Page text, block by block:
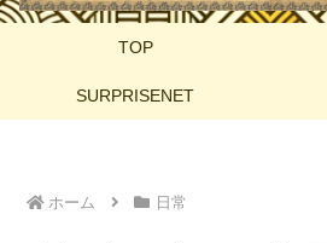
TOP
SURPRISENET
ホーム 日常